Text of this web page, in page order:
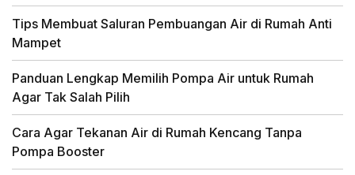
Tips Membuat Saluran Pembuangan Air di Rumah Anti
Mampet
Panduan Lengkap Memilih Pompa Air untuk Rumah
Agar Tak Salah Pilih
Cara Agar Tekanan Air di Rumah Kencang Tanpa
Pompa Booster